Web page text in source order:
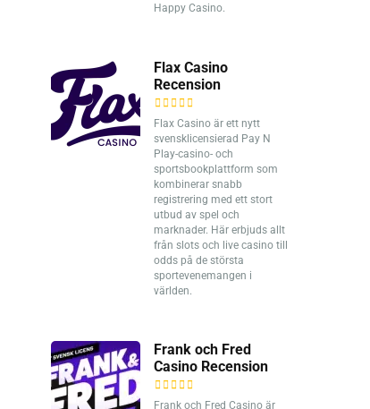
Happy Casino.
Flax Casino
Recension
Flax Casino är ett nytt
svensklicensierad Pay N
Play-casino- och
sportsbookplattform som
kombinerar snabb
registrering med ett stort
utbud av spel och
marknader. Här erbjuds allt
från slots och live casino till
odds på de största
sportevenemangen i
världen.
Frank och Fred
Casino Recension
Frank och Fred Casino är